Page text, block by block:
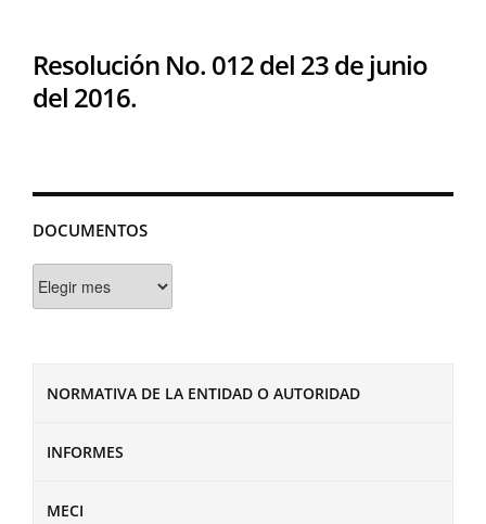
DOCUMENTOS
NORMATIVA DE LA ENTIDAD O AUTORIDAD
INFORMES
MECI
Resolución No. 012 del 23 de junio
del 2016.